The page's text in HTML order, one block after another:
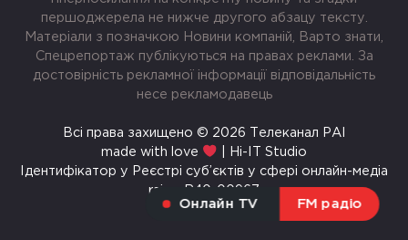
Онлайн TV FM радіо
першоджерела не нижче другого абзацу тексту.
Матеріали з позначкою Новини компаній, Варто знати,
Спецрепортаж публікуються на правах реклами. За
достовірність рекламної інформації відповідальність
несе рекламодавець
Всі права захищено © 2026 Телеканал РАІ
made with love
| Hi-IT Studio
Ідентифікатор у Реєстрі суб’єктів у сфері онлайн-медіа
rai.ua R40-00967